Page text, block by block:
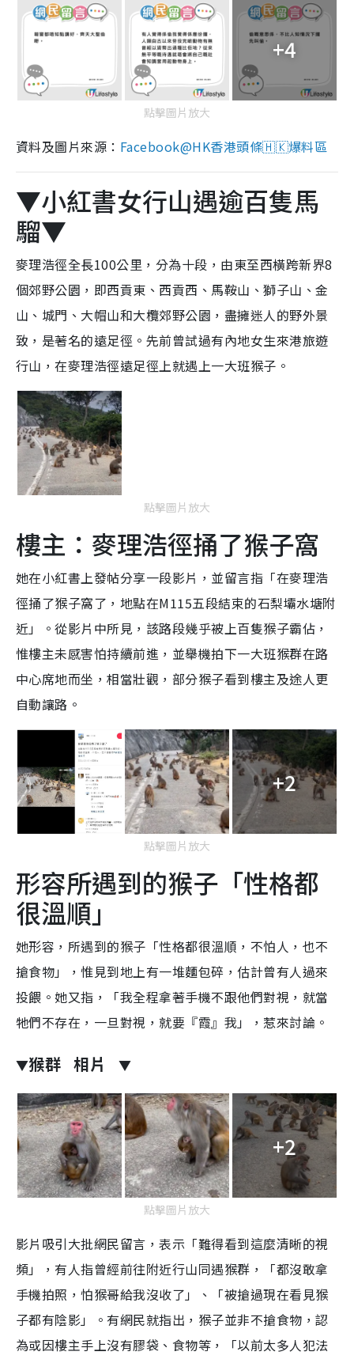
+4
點擊圖片放大
資料及圖片來源： Facebook@HK香港頭條🇭🇰爆料區
▼小紅書女行山遇逾百隻馬
騮▼
麥理浩徑全長100公里，分為十段，由東至西橫跨新界8
個郊野公園，即西貢東、西貢西、馬鞍山、獅子山、金
山、城門、大帽山和大欖郊野公園，盡擁迷人的野外景
致，是著名的遠足徑。先前曾試過有內地女生來港旅遊
行山，在麥理浩徑遠足徑上就遇上一大班猴子。
點擊圖片放大
樓主：麥理浩徑捅了猴子窩
她在小紅書上發帖分享一段影片，並留言指「在麥理浩
徑捅了猴子窩了，地點在M115五段結束的石梨壩水塘附
近」。從影片中所見，該路段幾乎被上百隻猴子霸佔，
惟樓主未感害怕持續前進，並舉機拍下一大班猴群在路
中心席地而坐，相當壯觀，部分猴子看到樓主及途人更
自動讓路。
+2
點擊圖片放大
形容所遇到的猴子「性格都
很溫順」
她形容，所遇到的猴子「性格都很溫順，不怕人，也不
搶食物」，惟見到地上有一堆麵包碎，估計曾有人過來
投餵。她又指，「我全程拿著手機不跟他們對視，就當
牠們不存在，一旦對視，就要『霞』我」，惹來討論。
▼猴群 相片 ▼
+2
點擊圖片放大
影片吸引大批網民留言，表示「難得看到這麼清晰的視
頻」，有人指曾經前往附近行山同遇猴群，「都沒敢拿
手機拍照，怕猴哥給我沒收了」、「被搶過現在看見猴
子都有陰影」。有網民就指出，猴子並非不搶食物，認
為或因樓主手上沒有膠袋、食物等，「以前太多人犯法